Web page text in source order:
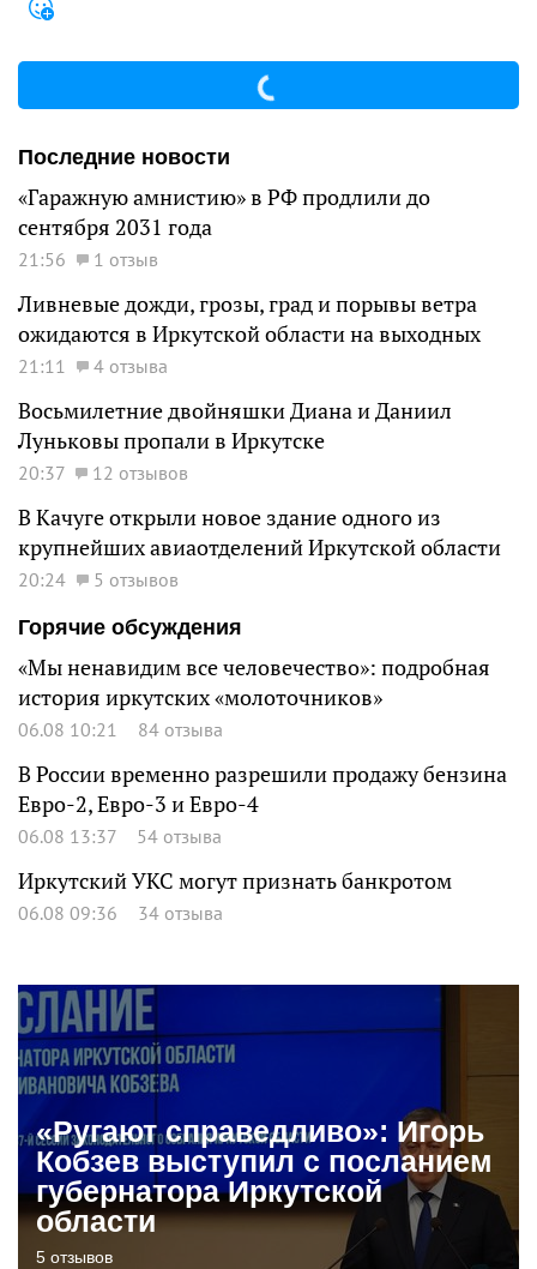
Последние новости
«Гаражную амнистию» в РФ продлили до
сентября 2031 года
21:56 1 отзыв
Ливневые дожди, грозы, град и порывы ветра
ожидаются в Иркутской области на выходных
21:11 4 отзыва
Восьмилетние двойняшки Диана и Даниил
Луньковы пропали в Иркутске
20:37 12 отзывов
В Качуге открыли новое здание одного из
крупнейших авиаотделений Иркутской области
20:24
5 отзывов
Горячие обсуждения
«Мы ненавидим все человечество»: подробная
история иркутских «молоточников»
06.08 10:21 84 отзыва
В России временно разрешили продажу бензина
Евро-2, Евро-3 и Евро-4
06.08 13:37 54 отзыва
Иркутский УКС могут признать банкротом
06.08 09:36 34 отзыва
«Ругают справедливо»: Игорь
Кобзев выступил с посланием
губернатора Иркутской
области
5 отзывов